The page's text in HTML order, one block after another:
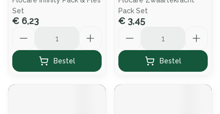
Set
€ 6,23
Bestel
Pack Set
€ 3,45
Bestel